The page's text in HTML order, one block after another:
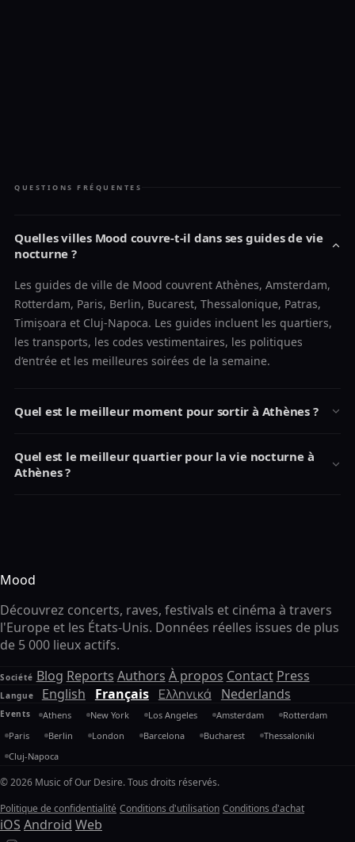
QUESTIONS FRÉQUENTES
Quelles villes Mood couvre-t-il dans ses guides de vie
nocturne ?
Les guides de ville de Mood couvrent Athènes, Amsterdam,
Rotterdam, Paris, Berlin, Bucarest, Thessalonique, Patras,
Timișoara et Cluj-Napoca. Les guides incluent les quartiers,
les transports, les codes vestimentaires, les politiques
d’entrée et les meilleures soirées de la semaine.
Quel est le meilleur moment pour sortir à Athènes ?
Quel est le meilleur quartier pour la vie nocturne à
Athènes ?
Mood
Découvrez concerts, raves, festivals et cinéma à travers
l'Europe et les États-Unis. Données réelles issues de plus
de 5 000 lieux actifs.
Société Blog Reports Authors À propos Contact Press
Langue English Français Ελληνικά Nederlands
Events Athens New York Los Angeles Amsterdam
Rotterdam
Paris
Berlin London Barcelona Bucharest
Thessaloniki
Cluj-Napoca
© 2026 Music of Our Desire. Tous droits réservés.
Politique de confidentialité Conditions d'utilisation Conditions d'achat
iOS Android Web